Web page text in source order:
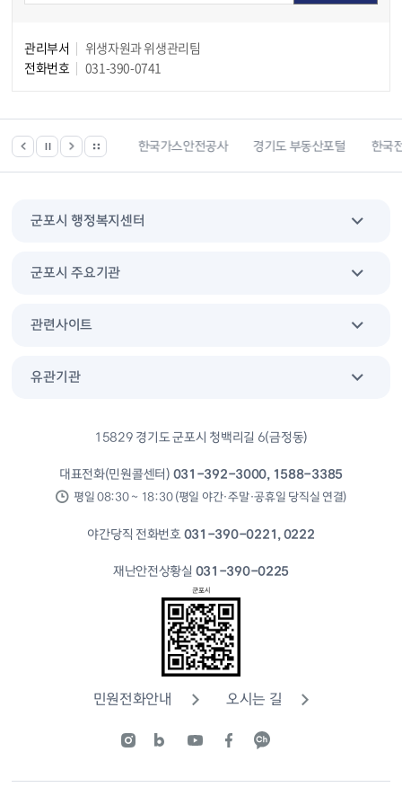
관리부서
위생자원과 위생관리팀
전화번호
031-390-0741
한국건강관리협회 한국가스안전공사 경기도 부동산포털 한국전
군포시 행정복지센터
군포시 주요기관
관련사이트
유관기관
15829 경기도 군포시 청백리길 6(금정동)
대표전화(민원콜센터) 031-392-3000, 1588-3385
평일 08:30 ~ 18:30 (평일 야간·주말·공휴일 당직실 연결)
야간당직 전화번호031-390-0221, 0222
재난안전상황실 031-390-0225
민원전화안내 오시는 길